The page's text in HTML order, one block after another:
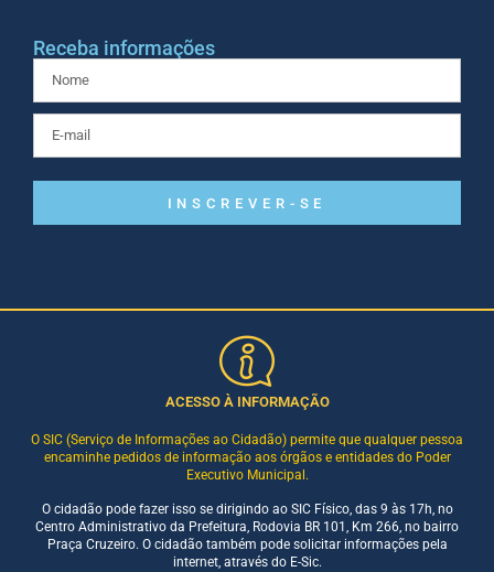
Receba informações
INSCREVER-SE
ACESSO À INFORMAÇÃO
O SIC (Serviço de Informações ao Cidadão) permite que qualquer pessoa
encaminhe pedidos de informação aos órgãos e entidades do Poder
Executivo Municipal.
O cidadão pode fazer isso se dirigindo ao SIC Físico, das 9 às 17h, no
Centro Administrativo da Prefeitura, Rodovia BR 101, Km 266, no bairro
Praça Cruzeiro. O cidadão também pode solicitar informações pela
internet, através do E-Sic.